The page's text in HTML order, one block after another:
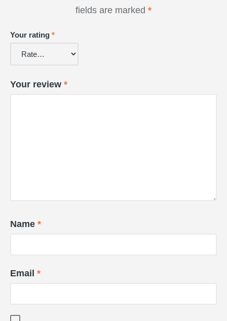
fields are marked *
Your rating *
Your review *
Name *
Email *